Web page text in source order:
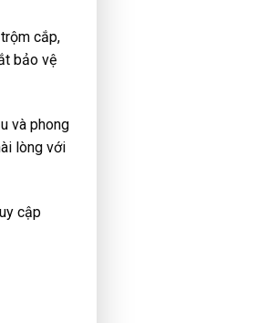
cắp,
bảo vệ
và phong
lòng với
cập